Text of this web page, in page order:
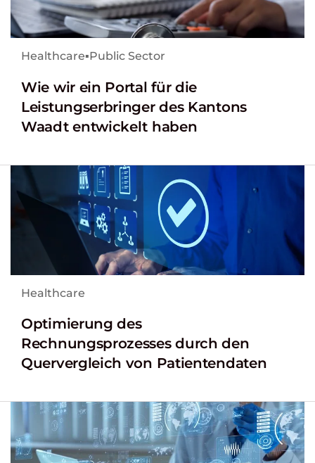
Healthcare▪Public Sector
Wie wir ein Portal für die
Leistungserbringer des Kantons
Waadt entwickelt haben
Healthcare
Optimierung des
Rechnungsprozesses durch den
Quervergleich von Patientendaten